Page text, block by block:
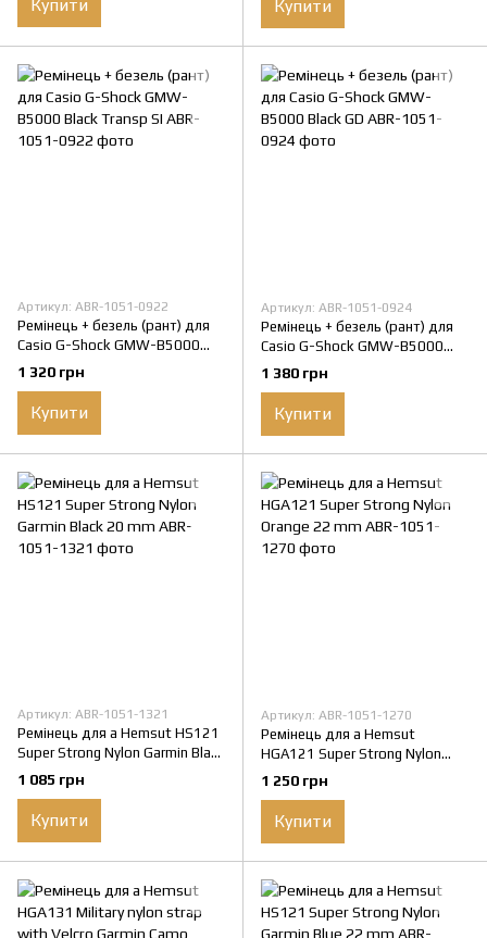
Купити Купити
Артикул: ABR-1051-0922
Ремінець + безель (рант) для
Casio G-Shock GMW-B5000
Black Transp SI
1 320 грн
Купити
Артикул: ABR-1051-0924
Ремінець + безель (рант) для
Casio G-Shock GMW-B5000
Black GD
1 380 грн
Купити
Артикул: ABR-1051-1321
Ремінець для а Hemsut HS121
Super Strong Nylon Garmin Black
20 mm
1 085 грн
Купити
Артикул: ABR-1051-1270
Ремінець для а Hemsut
HGA121 Super Strong Nylon
Orange 22 mm
1 250 грн
Купити